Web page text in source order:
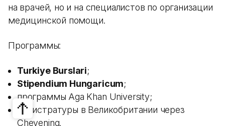
на врачей, но и на специалистов по организации
медицинской помощи.
Программы:
Turkiye Burslari;
Stipendium Hungaricum;
программы Aga Khan University;
магистратуры в Великобритании через
Chevening.